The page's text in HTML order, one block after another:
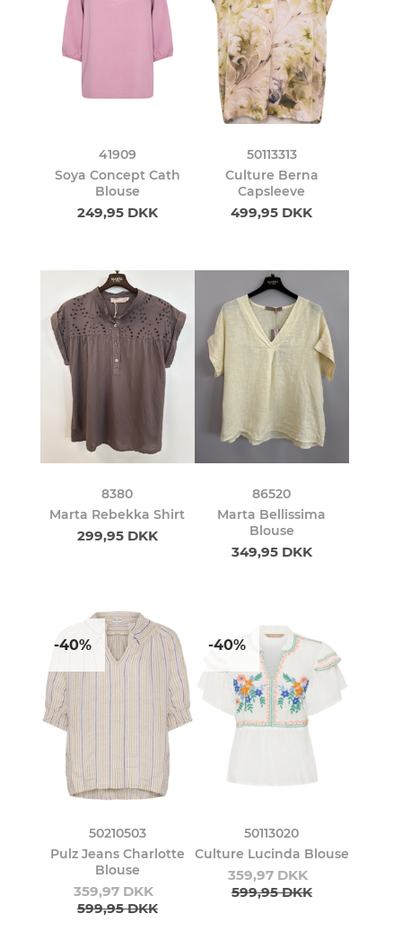
41909
Soya Concept Cath
Blouse
249,95 DKK
50113313
Culture Berna
Capsleeve
499,95 DKK
8380
Marta Rebekka Shirt
299,95 DKK
86520
Marta Bellissima
Blouse
349,95 DKK
-40%
50210503
Pulz Jeans Charlotte
Blouse
359,97 DKK
599,95 DKK
-40%
50113020
Culture Lucinda Blouse
359,97 DKK
599,95 DKK